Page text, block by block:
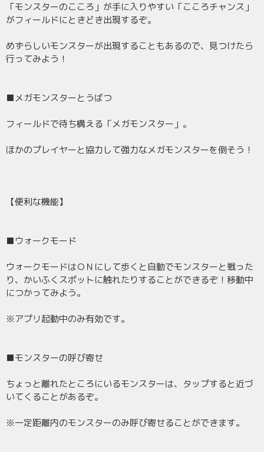
「モンスターのこころ」が手に入りやすい「こころチャンス」
がフィールドにときどき出現するぞ。
めずらしいモンスターが出現することもあるので、見つけたら
行ってみよう！
■メガモンスターとうばつ
フィールドで待ち構える「メガモンスター」。
ほかのプレイヤーと協力して強力なメガモンスターを倒そう！
【便利な機能】
■ウォークモード
ウォークモードはＯＮにして歩くと自動でモンスターと戦った
り、かいふくスポットに触れたりすることができるぞ！移動中
につかってみよう。
※アプリ起動中のみ有効です。
■モンスターの呼び寄せ
ちょっと離れたところにいるモンスターは、タップすると近づ
いてくることがあるぞ。
※一定距離内のモンスターのみ呼び寄せることができます。